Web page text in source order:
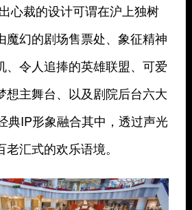
心裁的设计可谓在沪上独树
魔幻的剧场售票处、象征精神
、令人追捧的英雄联盟、可爱
想主舞台、以及剧院后台六大
典IP形象融合其中，透过声光
汇式的欢乐语境。